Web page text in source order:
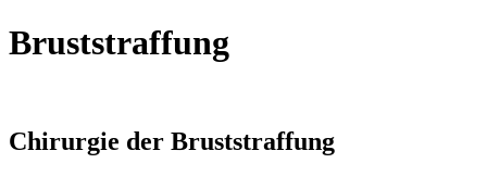
Bruststraffung
Chirurgie der Bruststraffung